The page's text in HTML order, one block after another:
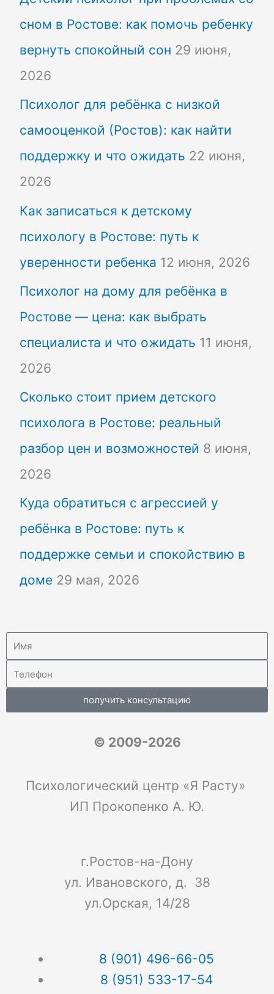
сном в Ростове: как помочь ребенку
вернуть спокойный сон 29 июня,
2026
Психолог для ребёнка с низкой
самооценкой (Ростов): как найти
поддержку и что ожидать 22 июня,
2026
Как записаться к детскому
психологу в Ростове: путь к
уверенности ребенка 12 июня, 2026
Психолог на дому для ребёнка в
Ростове — цена: как выбрать
специалиста и что ожидать 11 июня,
2026
Сколько стоит прием детского
психолога в Ростове: реальный
разбор цен и возможностей 8 июня,
2026
Куда обратиться с агрессией у
ребёнка в Ростове: путь к
поддержке семьи и спокойствию в
доме 29 мая, 2026
получить консультацию
© 2009-2026
Психологический центр «Я Расту»
ИП Прокопенко А. Ю.
г.Ростов-на-Дону
ул. Ивановского, д. 38
ул.Орская, 14/28
8 (901) 496-66-05
8 (951) 533-17-54